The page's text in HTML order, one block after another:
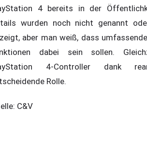
4 bereits in der
wurden noch nicht genannt
aber man weiß, dass
dabei sein sollen.
4-Controller dank
Rolle.
C&V